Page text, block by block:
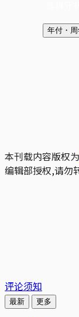
年付・
本刊载内容版权为
编辑部授权,请勿
评论须知
最新 更多